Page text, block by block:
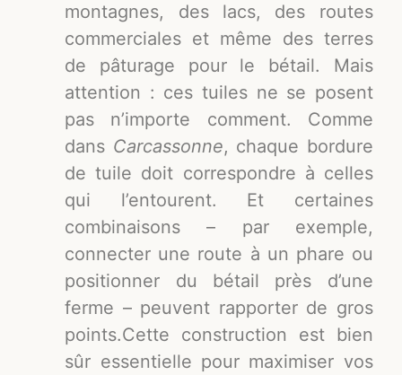
montagnes, des lacs, des routes
commerciales et même des terres
de pâturage pour le bétail. Mais
attention : ces tuiles ne se posent
pas n’importe comment. Comme
dans Carcassonne, chaque bordure
de tuile doit correspondre à celles
qui l’entourent. Et certaines
combinaisons – par exemple,
connecter une route à un phare ou
positionner du bétail près d’une
ferme – peuvent rapporter de gros
points.Cette construction est bien
sûr essentielle pour maximiser vos